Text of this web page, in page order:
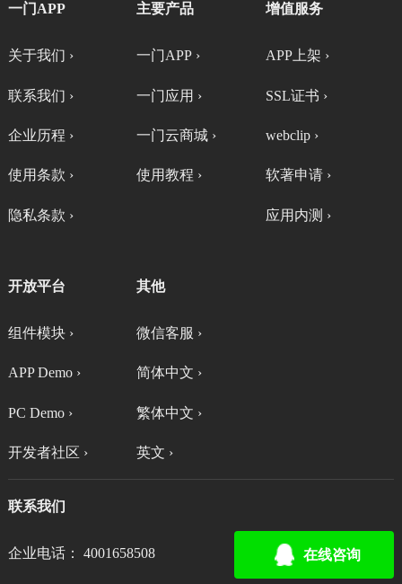
一门APP
关于我们 ›
联系我们 ›
企业历程 ›
使用条款 ›
隐私条款 ›
主要产品
一门APP ›
一门应用 ›
一门云商城 ›
使用教程 ›
增值服务
APP上架 ›
SSL证书 ›
webclip ›
软著申请 ›
应用内测 ›
开放平台
组件模块 ›
APP Demo ›
PC Demo ›
开发者社区 ›
其他
微信客服 ›
简体中文 ›
繁体中文 ›
英文 ›
联系我们
企业电话： 4001658508 在线咨询